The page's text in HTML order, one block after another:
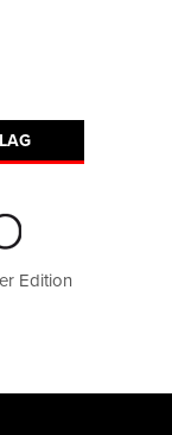
Edition